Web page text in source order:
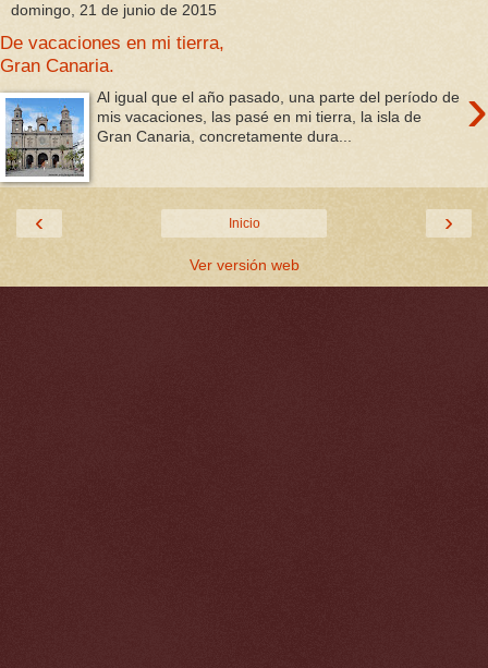
domingo, 21 de junio de 2015
De vacaciones en mi tierra,
Gran Canaria.
›
Al igual que el año pasado, una parte del período de
mis vacaciones, las pasé en mi tierra, la isla de
Gran Canaria, concretamente dura...
‹ ›
Inicio
Ver versión web